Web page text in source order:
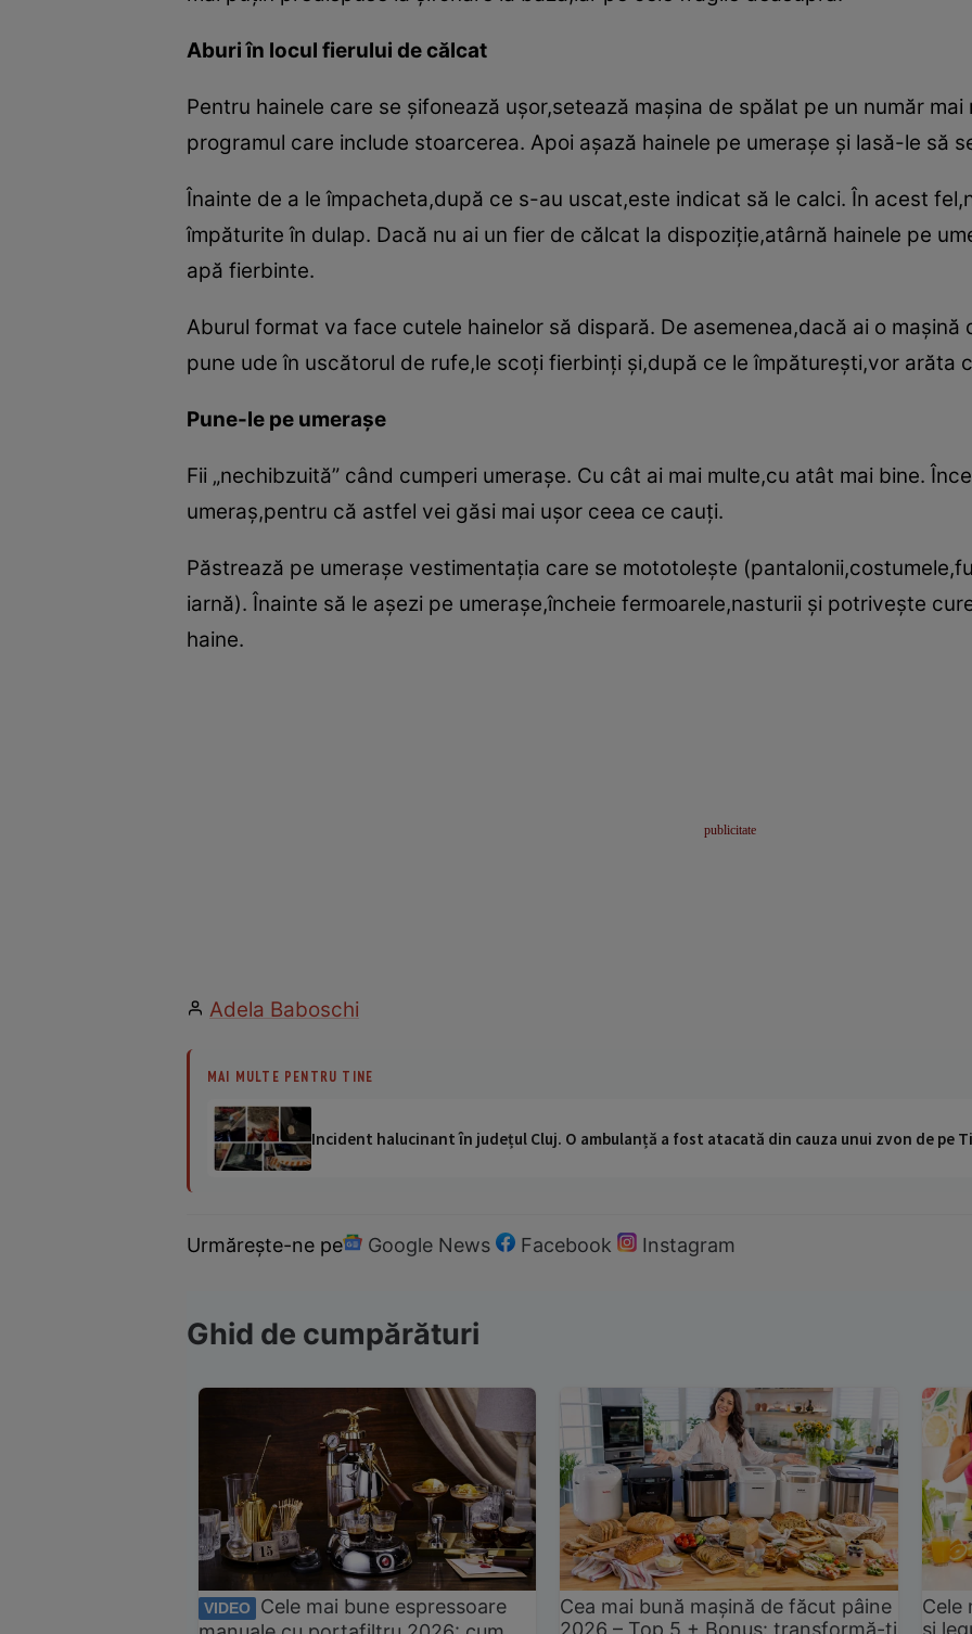
Aburi în locul fierului de călcat
Pentru hainele care se şifonează uşor,setează maşina de spălat pe un număr
programul care include stoarcerea. Apoi aşază hainele pe umeraşe şi lasă-le să
Înainte de a le împacheta,după ce s-au uscat,este indicat să le calci. În acest
împăturite în dulap. Dacă nu ai un fier de călcat la dispoziţie,atârnă hainele pe
apă fierbinte.
Aburul format va face cutele hainelor să dispară. De asemenea,dacă ai o
pune ude în uscătorul de rufe,le scoţi fierbinţi şi,după ce le împătureşti,vor arăta
Pune-le pe umeraşe
Fii „nechibzuită” când cumperi umeraşe. Cu cât ai mai multe,cu atât mai bine.
umeraş,pentru că astfel vei găsi mai uşor ceea ce cauţi.
Păstrează pe umeraşe vestimentaţia care se mototoleşte
iarnă). Înainte să le aşezi pe umeraşe,încheie fermoarele,nasturii şi potriveşte
haine.
Adela Baboschi
MAI MULTE PENTRU TINE
Incident halucinant în județul Cluj. O ambulanță a fost atacată din cauza unui zvon de pe
Urmărește-ne pe Google News Facebook Instagram
Ghid de cumpărături
VIDEO
Cele mai bune espressoare
Cea mai bună mașină de făcut pâine
2026 – Top 5 + Bonus: transformă-ți
Cele
și